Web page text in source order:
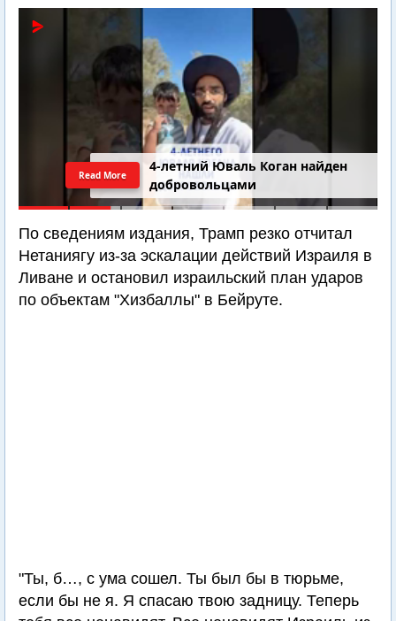
4-летний Юваль Коган найден
добровольцами
Read More
По сведениям издания, Трамп резко отчитал
Нетаниягу из-за эскалации действий Израиля в
Ливане и остановил израильский план ударов
по объектам "Хизбаллы" в Бейруте.
"Ты, б…, с ума сошел. Ты был бы в тюрьме,
если бы не я. Я спасаю твою задницу. Теперь